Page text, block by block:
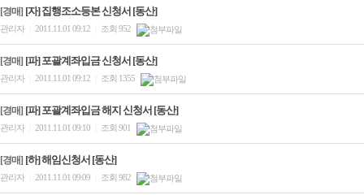
[경매] [자] 집행조소등본 신청서 [동산]
관리자 2011.11.01 09:12 조회 952
[경매] [파] 포괄계좌입금 신청서 [동산]
관리자 2011.11.01 09:12 조회 1355
[경매] [파] 포괄계좌입금 해지 신청서 [동산]
관리자 2011.11.01 09:10 조회 901
[경매] [하] 해임신청서 [동산]
관리자 2011.11.01 09:09 조회 982